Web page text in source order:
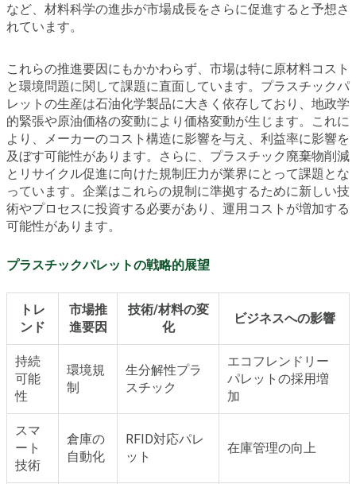
など、材料科学の進歩が市場成長をさらに促進すると予想さ
れています。
これらの推進要因にもかかわらず、市場は特に原材料コスト
と環境問題に関して課題に直面しています。プラスチックパ
レットの生産は石油化学製品に大きく依存しており、地政学
的緊張や原油価格の変動により価格変動が生じます。これに
より、メーカーのコスト構造に影響を与え、利益率に影響を
及ぼす可能性があります。さらに、プラスチック廃棄物削減
とリサイクル促進に向けた規制圧力が業界にとって課題とな
っています。企業はこれらの規制に準拠するために新しい技
術やプロセスに投資する必要があり、運用コストが増加する
可能性があります。
プラスチックパレットの戦略的展望
トレ
ンド
市場推
進要因
技術/材料の変
化
ビジネスへの影響
持続
可能
性
環境規
制
生分解性プラ
スチック
エコフレンドリー
パレットの採用増
加
スマ
ート
技術
倉庫の
自動化
RFID対応パレ
ット
在庫管理の向上